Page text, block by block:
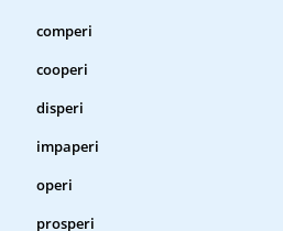
comperi
cooperi
disperi
impaperi
operi
prosperi